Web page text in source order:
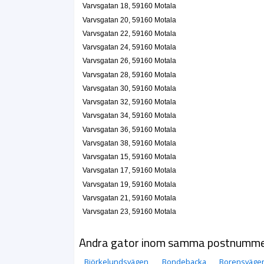
Varvsgatan 18, 59160 Motala
Varvsgatan 20, 59160 Motala
Varvsgatan 22, 59160 Motala
Varvsgatan 24, 59160 Motala
Varvsgatan 26, 59160 Motala
Varvsgatan 28, 59160 Motala
Varvsgatan 30, 59160 Motala
Varvsgatan 32, 59160 Motala
Varvsgatan 34, 59160 Motala
Varvsgatan 36, 59160 Motala
Varvsgatan 38, 59160 Motala
Varvsgatan 15, 59160 Motala
Varvsgatan 17, 59160 Motala
Varvsgatan 19, 59160 Motala
Varvsgatan 21, 59160 Motala
Varvsgatan 23, 59160 Motala
Andra gator inom samma
Björkelundsvägen Bondebacka